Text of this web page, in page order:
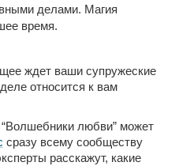
делами. Магия
время.
ждет ваши супружеские
относится к вам
любви” может
сразу всему сообществу
расскажут, какие